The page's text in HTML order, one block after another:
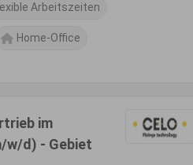
Arbeitszeiten
Home-Office
im
w/d) - Gebiet